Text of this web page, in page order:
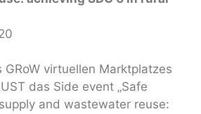
GRoW virtuellen Marktplatzes
das Side event „Safe
and wastewater reuse: